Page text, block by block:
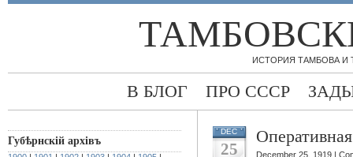
ИСТОРИЯ ТАМБОВА
В БЛОГ ПРО СССР
Губѣрнскiй архiвъ
DEC
25 December 25, 1919 |